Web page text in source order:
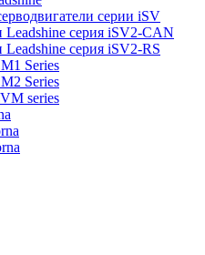
серии iSV
серия iSV2-CAN
серия iSV2-RS
Series
Series
series